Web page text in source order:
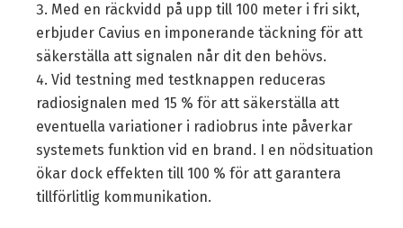
Med en räckvidd på upp till 100 meter i fri sikt,
erbjuder Cavius en imponerande täckning för att
säkerställa att signalen når dit den behövs.
Vid testning med testknappen reduceras
radiosignalen med 15 % för att säkerställa att
eventuella variationer i radiobrus inte påverkar
systemets funktion vid en brand. I en nödsituation
ökar dock effekten till 100 % för att garantera
tillförlitlig kommunikation.